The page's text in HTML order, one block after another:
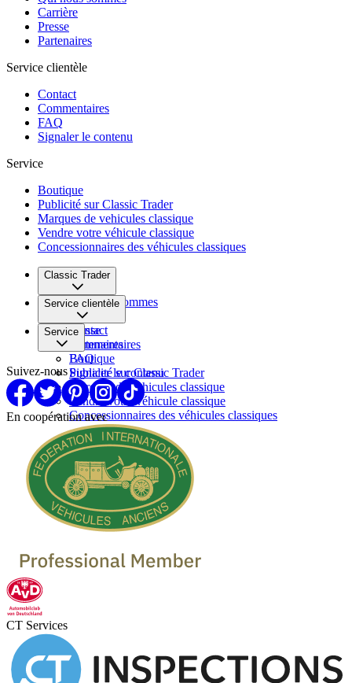
Carrière
Presse
Partenaires
Service clientèle
Contact
Commentaires
FAQ
Signaler le contenu
Service
Boutique
Publicité sur Classic Trader
Marques de vehicules classique
Vendre votre véhicule classique
Concessionnaires des véhicules classiques
Classic Trader
Qui nous sommes
Carrière
Presse
Partenaires
Service clientèle
Contact
Commentaires
FAQ
Signaler le contenu
Service
Boutique
Publicité sur Classic Trader
Marques de vehicules classique
Vendre votre véhicule classique
Concessionnaires des véhicules classiques
Suivez-nous
En coopération avec
CT Services